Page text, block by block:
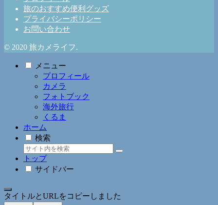
旅のおすすめ便利グッズ
プライバシーポリシー
お問い合わせ
© 2020 旅カメライフ.
メニュー
プロフィール
カメラ
フォトブック
海外旅行
くるま
ホーム
検索
トップ
サイドバー
タイトルとURLをコピーしました